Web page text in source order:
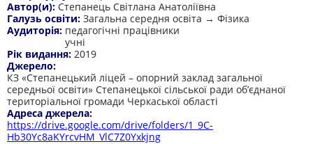
Автор(и): Степанець Світлана Анатоліївна
Галузь освіти: Загальна середня освіта → Фізика
Аудиторія: педагогічні працівники
учні
Рік видання: 2019
Джерело:
КЗ «Степанецький ліцей – опорний заклад загальної
середньої освіти» Степанецької сільської ради об’єднаної
територіальної громади Черкаської області
Адреса джерела:
https://drive.google.com/drive/folders/1_9C-
Hb30Yc8aKYrcvHM_VlC7Z0Yxkjng